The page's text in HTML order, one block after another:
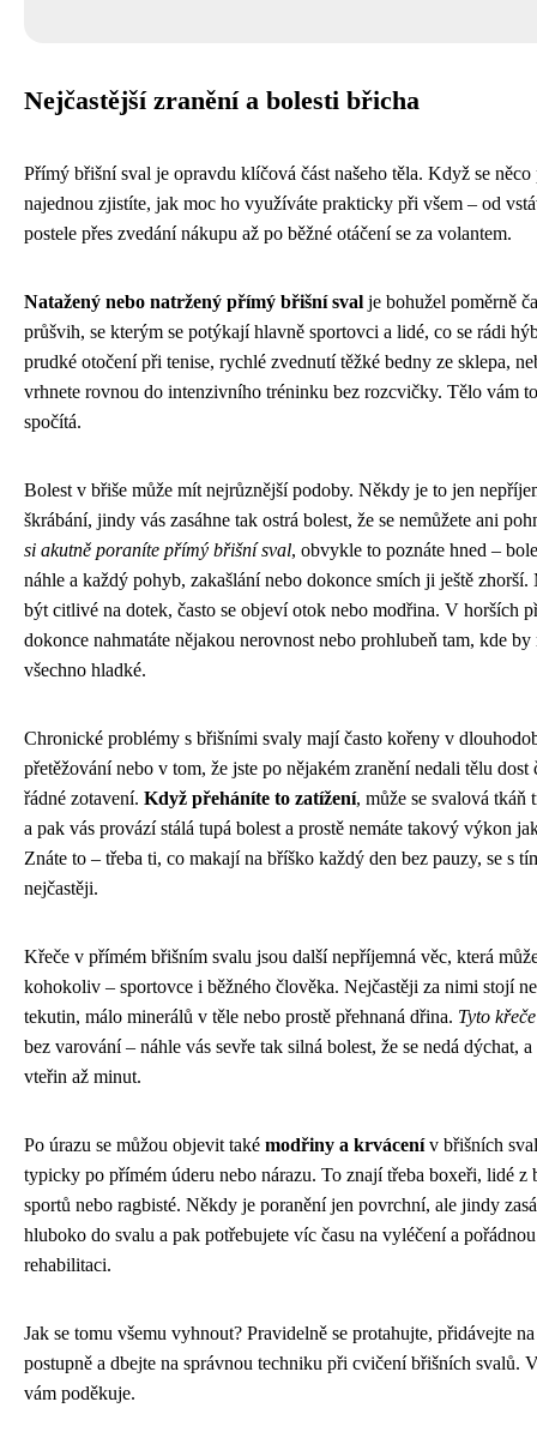
Nejčastější zranění a bolesti břicha
Přímý břišní sval je opravdu klíčová část našeho těla. Když se něco
najednou zjistíte, jak moc ho využíváte prakticky při všem – od
postele přes zvedání nákupu až po běžné otáčení se za volantem.
Natažený nebo natržený přímý břišní sval je bohužel poměrně
průšvih, se kterým se potýkají hlavně sportovci a lidé, co se rádi
prudké otočení při tenise, rychlé zvednutí těžké bedny ze sklepa,
vrhnete rovnou do intenzivního tréninku bez rozcvičky. Tělo vám
spočítá.
Bolest v břiše může mít nejrůznější podoby. Někdy je to jen
škrábání, jindy vás zasáhne tak ostrá bolest, že se nemůžete ani
si akutně poraníte přímý břišní sval, obvykle to poznáte hned –
náhle a každý pohyb, zakašlání nebo dokonce smích ji ještě zhorší.
být citlivé na dotek, často se objeví otok nebo modřina. V horších
dokonce nahmatáte nějakou nerovnost nebo prohlubeň tam, kde
všechno hladké.
Chronické problémy s břišními svaly mají často kořeny v
přetěžování nebo v tom, že jste po nějakém zranění nedali tělu dost
řádné zotavení. Když přeháníte to zatížení, může se svalová tkáň
a pak vás provází stálá tupá bolest a prostě nemáte takový výkon
Znáte to – třeba ti, co makají na bříško každý den bez pauzy, se s
nejčastěji.
Křeče v přímém břišním svalu jsou další nepříjemná věc, která
kohokoliv – sportovce i běžného člověka. Nejčastěji za nimi stojí
tekutin, málo minerálů v těle nebo prostě přehnaná dřina. Tyto křeče
bez varování – náhle vás sevře tak silná bolest, že se nedá dýchat,
vteřin až minut.
Po úrazu se můžou objevit také modřiny a krvácenív břišních
typicky po přímém úderu nebo nárazu. To znají třeba boxeři, lidé z
sportů nebo ragbisté. Někdy je poranění jen povrchní, ale jindy
hluboko do svalu a pak potřebujete víc času na vyléčení a pořádnou
rehabilitaci.
Jak se tomu všemu vyhnout? Pravidelně se protahujte, přidávejte
postupně a dbejte na správnou techniku při cvičení břišních svalů.
vám poděkuje.